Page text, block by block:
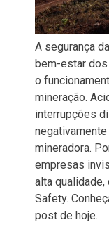
A segurança
bem-estar dos
o
mineração.
interrupções
mineradora.
empresas
alta
Safety.
post de hoje.